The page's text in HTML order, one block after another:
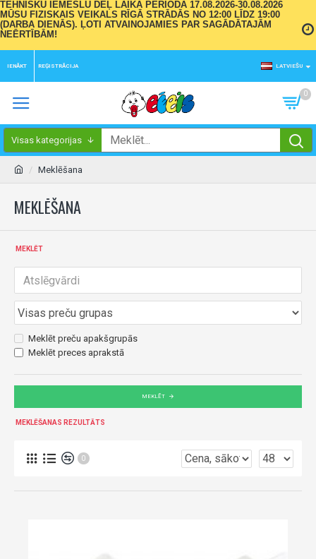
TEHNISKU IEMESLU DĒĻ LAIKA PERIODĀ 17.08.2026-30.08.2026
MŪSU FIZISKAIS VEIKALS RĪGĀ STRĀDĀS NO 12:00 LĪDZ 19:00
(DARBA DIENĀS). ĻOTI ATVAINOJAMIES PAR SAGĀDĀTAJĀM
NEĒRTĪBĀM!
IENĀKT REĢISTRĀCIJA LATVIEŠU
0
Visas kategorijas
Meklēšana
MEKLĒŠANA
MEKLĒT
Meklēt preču apakšgrupās
Meklēt preces aprakstā
MEKLĒT
MEKLĒŠANAS REZULTĀTS
0